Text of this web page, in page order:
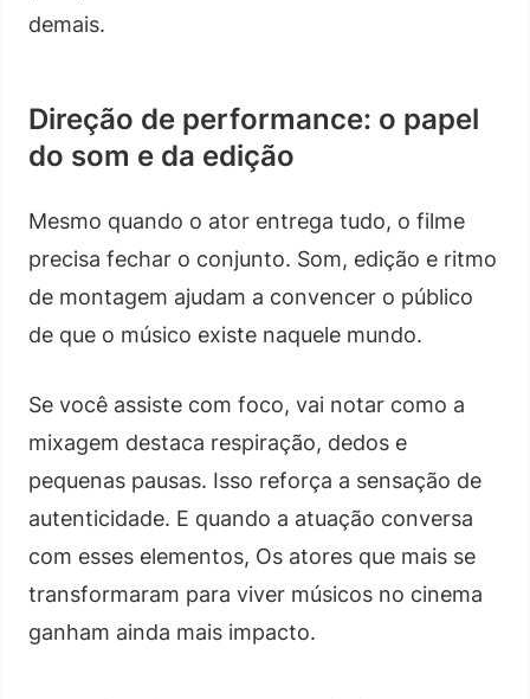
demais.
Direção de performance: o papel
do som e da edição
Mesmo quando o ator entrega tudo, o filme
precisa fechar o conjunto. Som, edição e ritmo
de montagem ajudam a convencer o público
de que o músico existe naquele mundo.
Se você assiste com foco, vai notar como a
mixagem destaca respiração, dedos e
pequenas pausas. Isso reforça a sensação de
autenticidade. E quando a atuação conversa
com esses elementos, Os atores que mais se
transformaram para viver músicos no cinema
ganham ainda mais impacto.